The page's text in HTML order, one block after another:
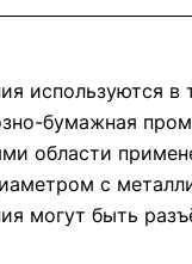
в
бумажная
области
с
могут быть